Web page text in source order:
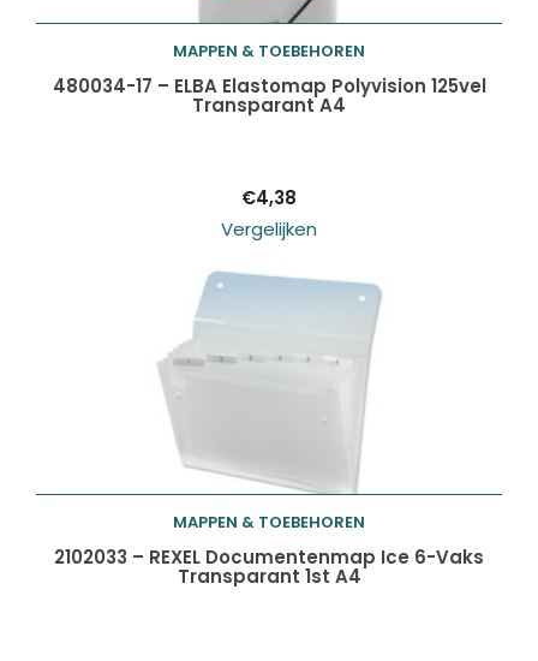
Toevoegen aan
MAPPEN & TOEBEHOREN
480034-17 – ELBA Elastomap Polyvision 125vel
Transparant A4
€4,38
Vergelijken
Toevoegen aan
MAPPEN & TOEBEHOREN
2102033 – REXEL Documentenmap Ice 6-Vaks
Transparant 1st A4